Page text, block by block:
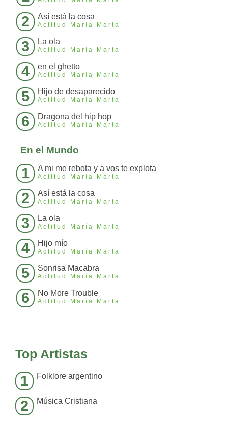
2 Así está la cosa
Actitud María Marta
3 La ola
Actitud María Marta
4 en el ghetto
Actitud María Marta
5 Hijo de desaparecido
Actitud María Marta
6 Dragona del hip hop
Actitud María Marta
En el Mundo
1 A mi me rebota y a vos te explota
Actitud María Marta
2 Así está la cosa
Actitud María Marta
3 La ola
Actitud María Marta
4 Hijo mío
Actitud María Marta
5 Sonrisa Macabra
Actitud María Marta
6 No More Trouble
Actitud María Marta
Top Artistas
1 Folklore argentino
2 Música Cristiana